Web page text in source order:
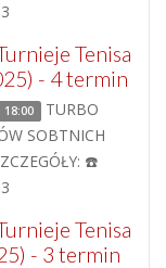
Tenisa
- 4 termin
18:00 TURBO
SOBTNICH
☎️
Tenisa
- 3 termin